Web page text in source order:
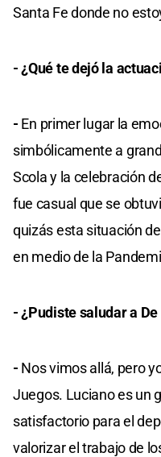
Santa Fe donde no
- ¿Qué te dejó la
- En primer lugar la
simbólicamente a
Scola y la celebración
fue casual que se
quizás esta situación
en medio de la
- ¿Pudiste saludar a De
- Nos vimos allá, pero
Juegos. Luciano es un
satisfactorio para el
valorizar el trabajo de